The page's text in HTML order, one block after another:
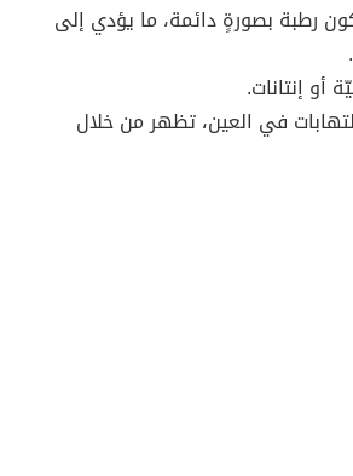
رطبة بصورةٍ دائمة، ما يؤدي إلى
أو إنتانات.
في العين، تظهر من خلال